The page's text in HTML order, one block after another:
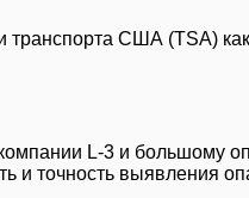
США (TSA)
L-3 и большому
и точность выявления